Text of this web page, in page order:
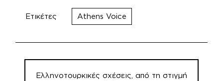
Ετικέτες Athens Voice
Πλοήγηση
άρθρων
Ελληνοτουρκικές σχέσεις, από τη στιγμή